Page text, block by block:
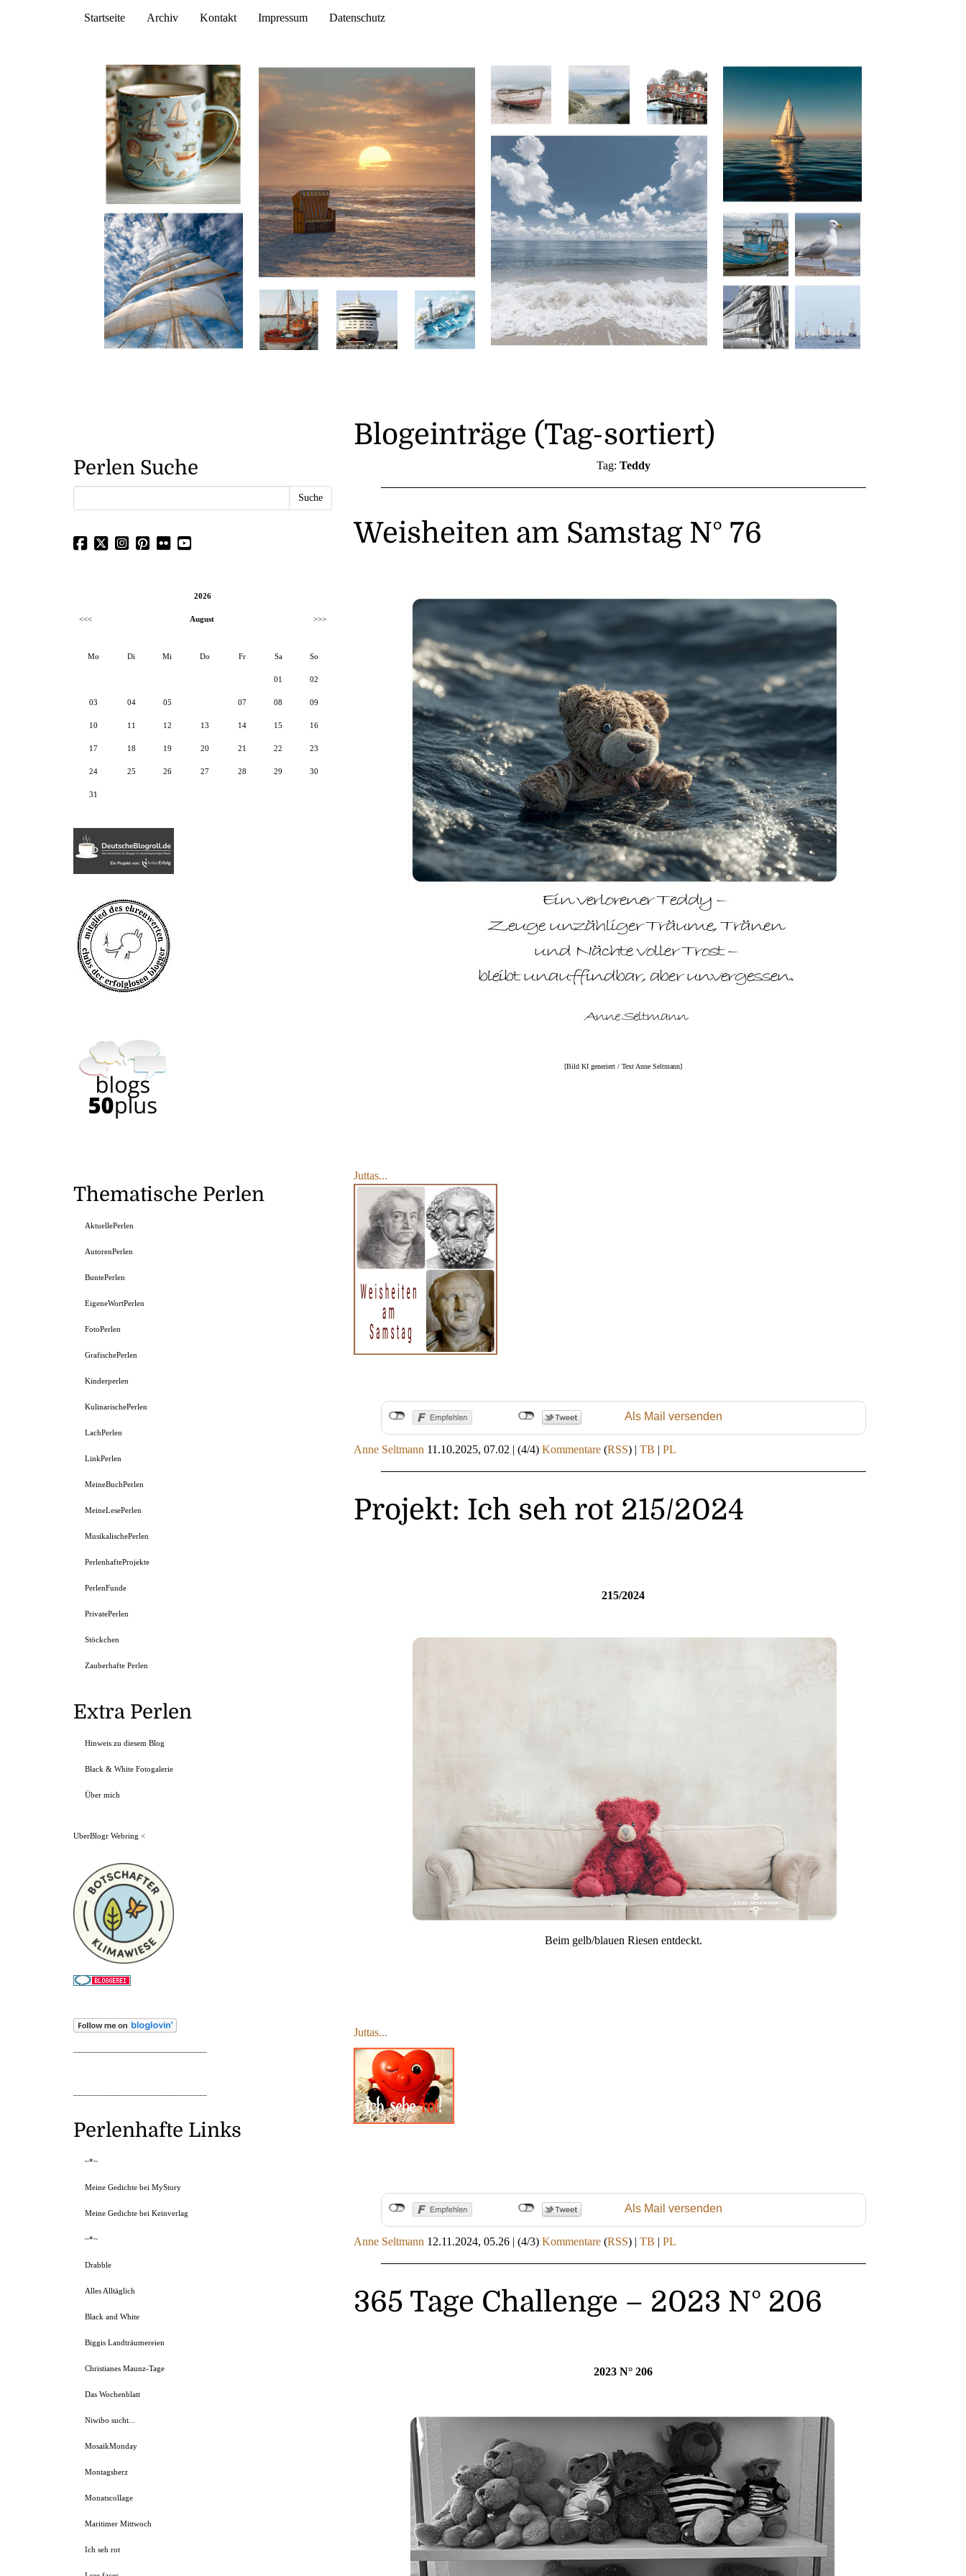
Startseite Archiv Kontakt Impressum Datenschutz
Blogeinträge (Tag-sortiert)
Tag: Teddy
Weisheiten am Samstag N° 76
[Bild KI generiert / Text Anne Seltmann]
Juttas...
Als Mail versenden
Anne Seltmann 11.10.2025, 07.02 | (4/4) Kommentare (RSS) | TB | PL
Projekt: Ich seh rot 215/2024
215/2024
Beim gelb/blauen Riesen entdeckt.
Juttas...
Als Mail versenden
Anne Seltmann 12.11.2024, 05.26 | (4/3) Kommentare (RSS) | TB | PL
365 Tage Challenge – 2023 N° 206
2023 N° 206
Perlen Suche
2026
<<< August >>>
Mo Di Mi Do Fr Sa So
01 02
03 04 05 07 08 09
10 11 12 13 14 15 16
17 18 19 20 21 22 23
24 25 26 27 28 29 30
31
Thematische Perlen
AktuellePerlen
AutorenPerlen
BuntePerlen
EigeneWortPerlen
FotoPerlen
GrafischePerlen
Kinderperlen
KulinarischePerlen
LachPerlen
LinkPerlen
MeineBuchPerlen
MeineLesePerlen
MusikalischePerlen
PerlenhafteProjekte
PerlenFunde
PrivatePerlen
Stöckchen
Zauberhafte Perlen
Extra Perlen
Hinweis zu diesem Blog
Black & White Fotogalerie
Über mich
UberBlogr Webring <
Perlenhafte Links
~*~
Meine Gedichte bei MyStory
Meine Gedichte bei Keinverlag
~*~
Drabble
Alles Alltäglich
Black and White
Biggis Landträumereien
Christianes Maunz-Tage
Das Wochenblatt
Niwibo sucht...
MosaikMonday
Montagsherz
Monatscollage
Maritimer Mittwoch
Ich seh rot